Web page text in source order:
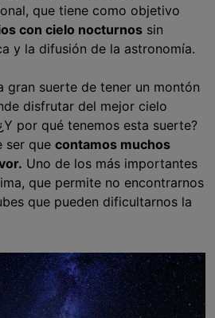
que tiene como objetivo
con cielo nocturnos sin
y la difusión de la astronomía.
gran suerte de tener un montón
disfrutar del mejor cielo
por qué tenemos esta suerte?
ser que contamos muchos
Uno de los más importantes
que permite no encontrarnos
que pueden dificultarnos la